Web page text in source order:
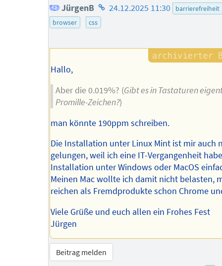
JürgenB Homepage
des
24.12.2025 11:30
barrierefreiheit
browser
css
Hallo,
Aber die 0.019%? (Gibt es in Tastaturen
Promille-Zeichen?)
man könnte 190ppm schreiben.
Die Installation unter Linux Mint ist mir auch
gelungen, weil ich eine IT-Vergangenheit
Installation unter Windows oder MacOS
Meinen Mac wollte ich damit nicht belasten,
reichen als Fremdprodukte schon Chrome
Viele Grüße und euch allen ein Frohes Fest
Jürgen
Beitrag melden